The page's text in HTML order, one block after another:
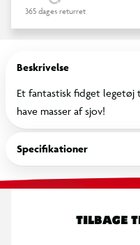
365 dages returret
Beskrivelse
Et fantastisk fidget
have masser af sjov!
Specifikationer
TILBAGE